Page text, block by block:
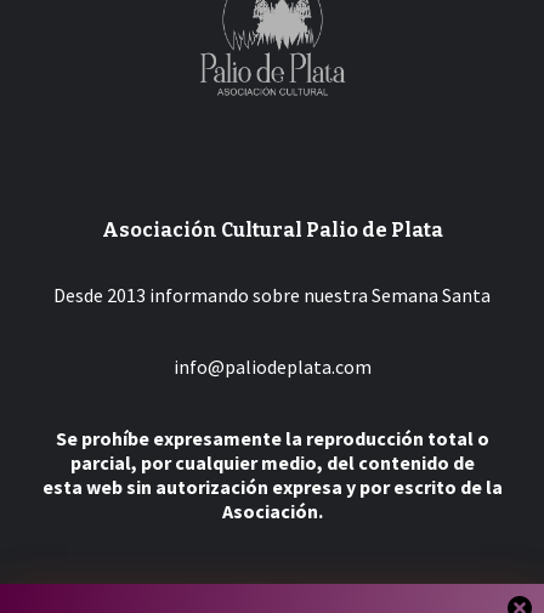
Asociación Cultural Palio de Plata
Desde 2013 informando sobre nuestra Semana Santa
info@paliodeplata.com
Se prohíbe expresamente la reproducción total o
parcial, por cualquier medio, del contenido de
esta web sin autorización expresa y por escrito de la
Asociación.